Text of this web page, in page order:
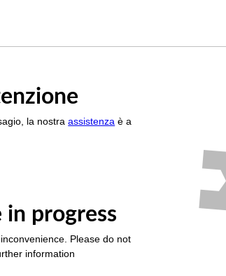
la nostraassistenza è a
in progress
Please do not
information